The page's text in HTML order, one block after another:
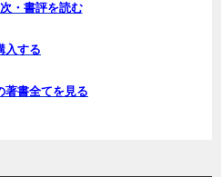
・書評を読む
入する
著書全てを見る